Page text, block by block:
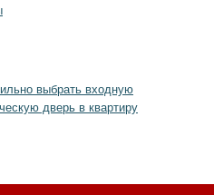
выбрать входную
дверь в квартиру